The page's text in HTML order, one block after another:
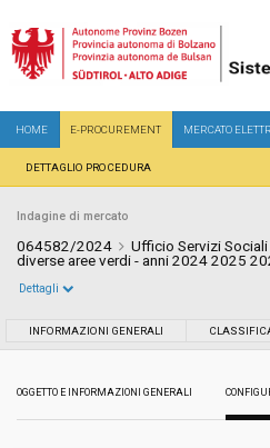
HOME E-PROCUREMENT MERCATO
DETTAGLIO PROCEDURA
Indagine di mercato
064582/2024
Ufficio Servizi
diverse aree verdi - anni 2024 2025
Dettagli
INFORMAZIONI GENERALI
OGGETTO E INFORMAZIONI GENERALI